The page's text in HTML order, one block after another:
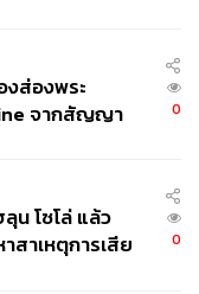
ส่องพระ
จากสัญญา
นด์
0
น โซโล่ แล้ว
สาเหตุการเสีย
0